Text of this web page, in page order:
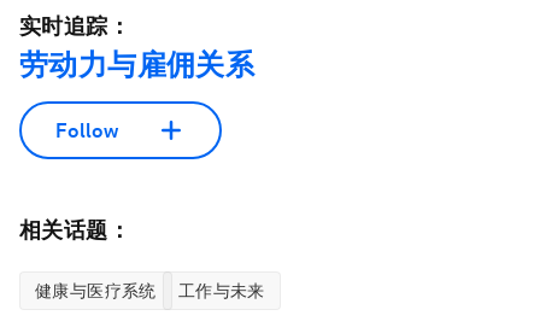
实时追踪：
劳动力与雇佣关系
Follow
相关话题：
健康与医疗系统 工作与未来